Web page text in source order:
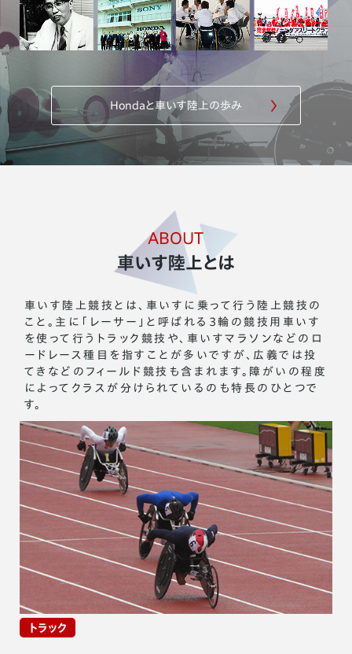
2019.10.30
シカゴマラソン大会結果を更新
2019.10.15
ベルリンマラソン大会結果を更新
Hondaと車いす陸上の歩み
ABOUT
車いす陸上とは
車いす陸上競技とは、車いすに乗って行う陸上競技の
こと。主に「レーサー」と呼ばれる3輪の競技用車いす
を使って行うトラック競技や、車いすマラソンなどのロ
ードレース種目を指すことが多いですが、広義では投
てきなどのフィールド競技も含まれます。障がいの程度
によってクラスが分けられているのも特長のひとつで
す。
トラック